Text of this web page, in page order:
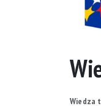
Wiedza